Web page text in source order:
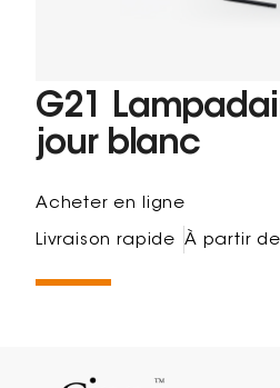
G21
jour blanc
Acheter en ligne
Livraison rapide À partir de